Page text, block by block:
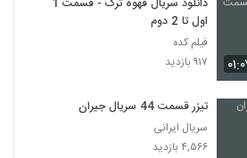
دانلود سریال قهوه ترک - قسمت 1
اول تا 2 دوم
فیلم کده
۹۱۷ بازدید
تیزر قسمت 44 سریال جیران
سریال ایرانی
۴,۵۶۶ بازدید